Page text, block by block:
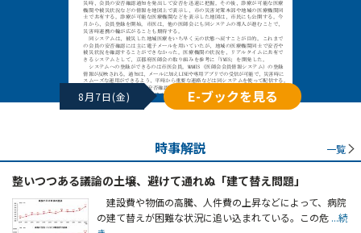
8月7日(金) E-ブックを見る
時事解説 一覧
整いつつある議論の土壌、避けて通れぬ「建て替え問題」
建設費や物価の高騰、人件費の上昇などによって、病院
の建て替えが困難な状況に追い込まれている。この危 ...続